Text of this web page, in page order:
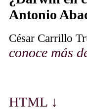
Antonio
César Carrillo
conoce más
HTML ↓